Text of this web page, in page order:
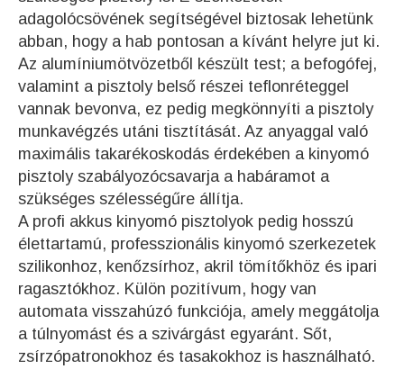
adagolócsövének segítségével biztosak lehetünk
abban, hogy a hab pontosan a kívánt helyre jut ki.
Az alumíniumötvözetből készült test; a befogófej,
valamint a pisztoly belső részei teflonréteggel
vannak bevonva, ez pedig megkönnyíti a pisztoly
munkavégzés utáni tisztítását. Az anyaggal való
maximális takarékoskodás érdekében a kinyomó
pisztoly szabályozócsavarja a habáramot a
szükséges szélességűre állítja.
A profi akkus kinyomó pisztolyok pedig hosszú
élettartamú, professzionális kinyomó szerkezetek
szilikonhoz, kenőzsírhoz, akril tömítőkhöz és ipari
ragasztókhoz. Külön pozitívum, hogy van
automata visszahúzó funkciója, amely meggátolja
a túlnyomást és a szivárgást egyaránt. Sőt,
zsírzópatronokhoz és tasakokhoz is használható.